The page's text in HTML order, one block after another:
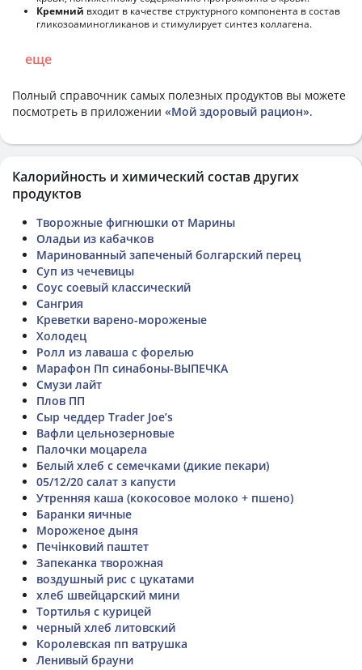
Кремний входит в качестве структурного компонента в состав
гликозоаминогликанов и стимулирует синтез коллагена.
еще
Полный справочник самых полезных продуктов вы можете
посмотреть в приложении «Мой здоровый рацион».
Калорийность и химический состав других
продуктов
Творожные фигнюшки от Марины
Оладьи из кабачков
Маринованный запеченый болгарский перец
Суп из чечевицы
Соус соевый классический
Сангрия
Креветки варено-мороженые
Холодец
Ролл из лаваша с форелью
Марафон Пп синабоны-ВЫПЕЧКА
Смузи лайт
Плов ПП
Сыр чеддер Trader Joe’s
Вафли цельнозерновые
Палочки моцарела
Белый хлеб с семечками (дикие пекари)
05/12/20 салат з капусти
Утренняя каша (кокосовое молоко + пшено)
Баранки яичные
Мороженое дыня
Печінковий паштет
Запеканка творожная
воздушный рис с цукатами
хлеб швейцарский мини
Тортилья с курицей
черный хлеб литовский
Королевская пп ватрушка
Ленивый брауни